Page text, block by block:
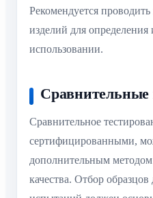
Рекомендуется
изделий для
использовании.
Сравнительное
сертифицированными,
дополнительным
качества. Отбор